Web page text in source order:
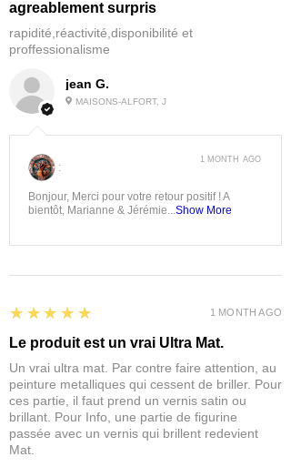
jean G.
MAISONS-ALFORT, J
agreablement surpris
rapidité,réactivité,disponibilité et
proffessionalisme
:
Bonjour, Merci pour votre retour positif ! A
bientôt, Marianne & Jérémie...Show More
1 MONTH AGO
5
★★★★★
Le produit est un vrai Ultra Mat.
Un vrai ultra mat. Par contre faire attention, au
peinture metalliques qui cessent de briller. Pour
ces partie, il faut prend un vernis satin ou
brillant. Pour Info, une partie de figurine
passée avec un vernis qui brillent redevient
Mat.
1 MONTH AGO